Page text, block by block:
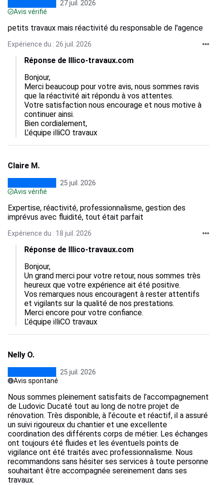
27 juil. 2026
Avis vérifié
petits travaux mais réactivité du responsable de l'agence
Expérience du : 26 juil. 2026
Réponse de Illico-travaux.com
Bonjour,
Merci beaucoup pour votre avis, nous sommes ravis
que la réactivité ait répondu à vos attentes.
Votre satisfaction nous encourage et nous motive à
continuer ainsi.
Bien cordialement,
L’équipe illiCO travaux
Claire M.
25 juil. 2026
Avis vérifié
Expertise, réactivité, professionnalisme, gestion des
imprévus avec fluidité, tout était parfait
Expérience du : 18 juil. 2026
Réponse de Illico-travaux.com
Bonjour,
Un grand merci pour votre retour, nous sommes très
heureux que votre expérience ait été positive.
Vos remarques nous encouragent à rester attentifs
et vigilants sur la qualité de nos prestations.
Merci encore pour votre confiance.
L’équipe illiCO travaux
Nelly O.
25 juil. 2026
Avis spontané
Nous sommes pleinement satisfaits de l’accompagnement
de Ludovic Ducaté tout au long de notre projet de
rénovation. Très disponible, à l’écoute et réactif, il a assuré
un suivi rigoureux du chantier et une excellente
coordination des différents corps de métier. Les échanges
ont toujours été fluides et les éventuels points de
vigilance ont été traités avec professionnalisme. Nous
recommandons sans hésiter ses services à toute personne
souhaitant être accompagnée sereinement dans ses
travaux.